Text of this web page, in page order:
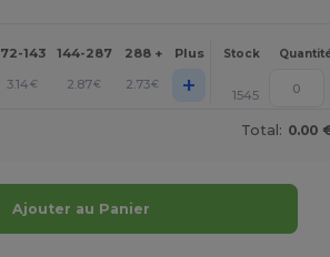
72-143 144-287 288 + Plus Stock
3.14 € 2.87€ 2.73€ + 1545
Total: 0.00
Ajouter au Panier